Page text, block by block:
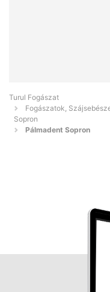
Turul Fogászat
Fogászatok,
Sopron
Pálmadent Sopron